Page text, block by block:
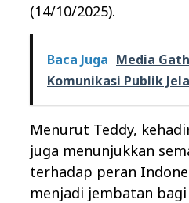
(14/10/2025).
Baca Juga Media
Komunikasi Publik
Menurut Teddy,
juga menunjukkan
terhadap peran
menjadi jembatan